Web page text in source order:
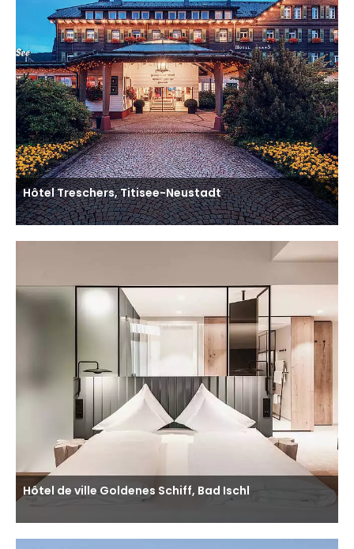
Hôtel Treschers, Titisee-Neustadt
Hôtel de ville Goldenes Schiff, Bad Ischl